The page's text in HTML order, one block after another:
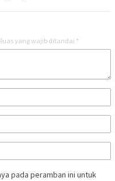
Ruas yang wajib ditandai *
pada peramban ini untuk